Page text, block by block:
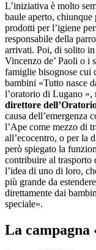
L’iniziativa è molto
baule aperto,
prodotti per l’igiene
responsabile della
arrivati. Poi, di solito
Vincenzo de’ Paoli o i
famiglie bisognose cui
bambini «Tutto nasce
l’oratorio di Lugano »,
direttore
causa
l’Ape come mezzo di
all’ecocentro, o per la
però spiegato la
contribuire al trasporto
l’idea di uno di loro,
più grande da
direttamente dai
speciale».
La campagna